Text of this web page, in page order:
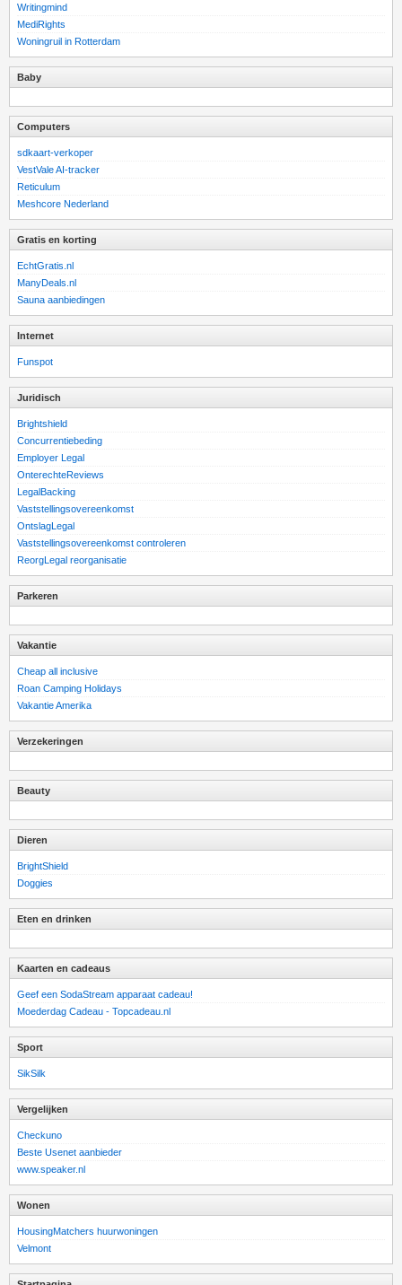
Writingmind
MediRights
Woningruil in Rotterdam
Baby
Computers
sdkaart-verkoper
VestVale AI-tracker
Reticulum
Meshcore Nederland
Gratis en korting
EchtGratis.nl
ManyDeals.nl
Sauna aanbiedingen
Internet
Funspot
Juridisch
Brightshield
Concurrentiebeding
Employer Legal
OnterechteReviews
LegalBacking
Vaststellingsovereenkomst
OntslagLegal
Vaststellingsovereenkomst controleren
ReorgLegal reorganisatie
Parkeren
Vakantie
Cheap all inclusive
Roan Camping Holidays
Vakantie Amerika
Verzekeringen
Beauty
Dieren
BrightShield
Doggies
Eten en drinken
Kaarten en cadeaus
Geef een SodaStream apparaat cadeau!
Moederdag Cadeau - Topcadeau.nl
Sport
SikSilk
Vergelijken
Checkuno
Beste Usenet aanbieder
www.speaker.nl
Wonen
HousingMatchers huurwoningen
Velmont